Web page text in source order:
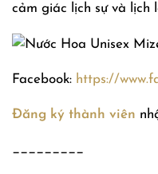
cảm giác lịch sự và lịch
Facebook: https://
Đăng ký thành viên
_________